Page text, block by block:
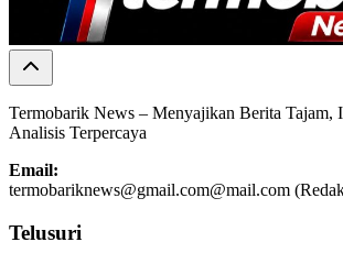
Termobarik News – Menyajikan Berita Tajam,
Analisis Terpercaya
Email:
termobariknews@gmail.com@mail.com
Telusuri